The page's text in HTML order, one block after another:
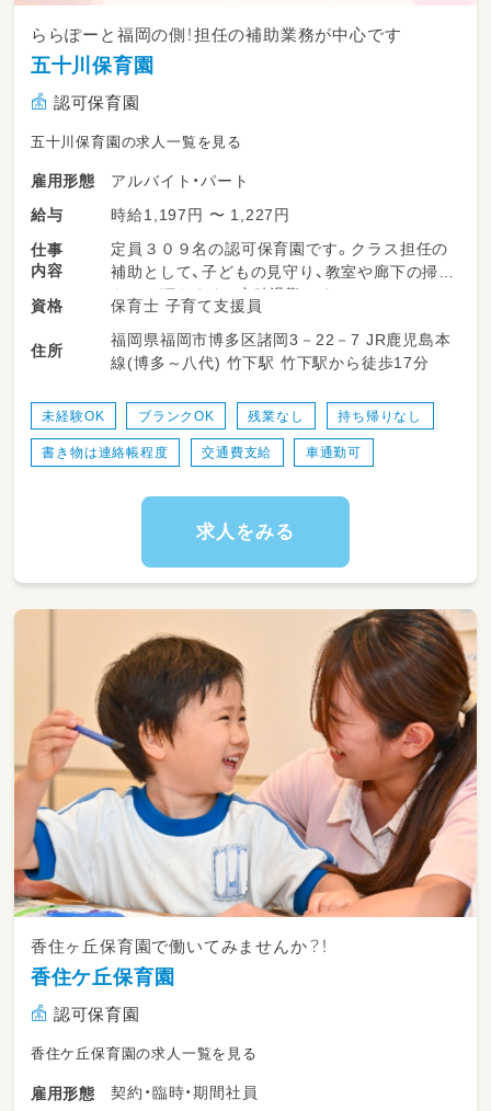
ららぽーと福岡の側！担任の補助業務が中心です
五十川保育園
認可保育園
五十川保育園の求人一覧を見る
雇用形態
アルバイト・パート
給与
時給1,197円 〜 1,227円
仕事
内容
定員３０９名の認可保育園です。クラス担任の
補助として、子どもの見守り、教室や廊下の掃除
をして頂きます。定時退勤です。
資格 保育士 子育て支援員
住所
福岡県福岡市博多区諸岡3－22－7 JR鹿児島本
線(博多～八代) 竹下駅 竹下駅から徒歩17分
未経験OK ブランクOK 残業なし 持ち帰りなし
書き物は連絡帳程度 交通費支給 車通勤可
求人をみる
香住ヶ丘保育園で働いてみませんか？！
香住ケ丘保育園
認可保育園
香住ケ丘保育園の求人一覧を見る
雇用形態
契約・臨時・期間社員